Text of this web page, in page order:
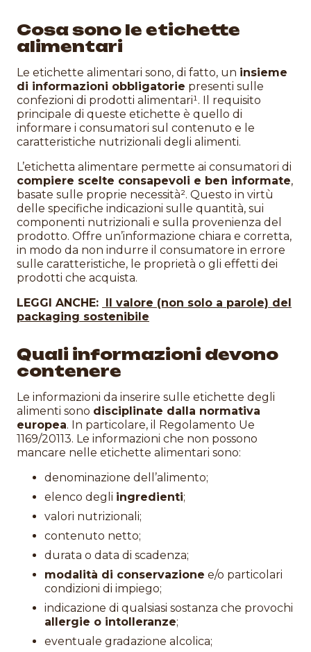
Cosa sono le etichette
alimentari
Le etichette alimentari sono, di fatto, un insieme
di informazioni obbligatorie presenti sulle
confezioni di prodotti alimentari¹. Il requisito
principale di queste etichette è quello di
informare i consumatori sul contenuto e le
caratteristiche nutrizionali degli alimenti.
L’etichetta alimentare permette ai consumatori di
compiere scelte consapevoli e ben informate,
basate sulle proprie necessità². Questo in virtù
delle specifiche indicazioni sulle quantità, sui
componenti nutrizionali e sulla provenienza del
prodotto. Offre un’informazione chiara e corretta,
in modo da non indurre il consumatore in errore
sulle caratteristiche, le proprietà o gli effetti dei
prodotti che acquista.
LEGGI ANCHE:
Il valore (non solo a parole) del
packaging sostenibile
Quali informazioni devono
contenere
Le informazioni da inserire sulle etichette degli
alimenti sono disciplinate dalla normativa
europea. In particolare, il Regolamento Ue
1169/20113. Le informazioni che non possono
mancare nelle etichette alimentari sono:
denominazione dell’alimento;
elenco degli ingredienti;
valori nutrizionali;
contenuto netto;
durata o data di scadenza;
modalità di conservazione e/o particolari
condizioni di impiego;
indicazione di qualsiasi sostanza che provochi
allergie o intolleranze;
eventuale gradazione alcolica;